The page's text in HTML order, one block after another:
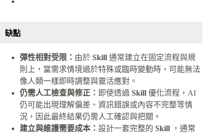
缺點
彈性相對受限： 由於 Skill 通常建立在固定流程與規
則上，當需求情境過於特殊或臨時變動時，可能無法
像人類一樣即時調整與靈活應對。
仍需人工檢查與修正： 即使透過 Skill 優化流程，AI
仍可能出現理解偏差、資訊錯誤或內容不完整等情
況，因此最終結果仍需人工確認與把關。
建立與維護需要成本： 設計一套完整的 Skill ，通常